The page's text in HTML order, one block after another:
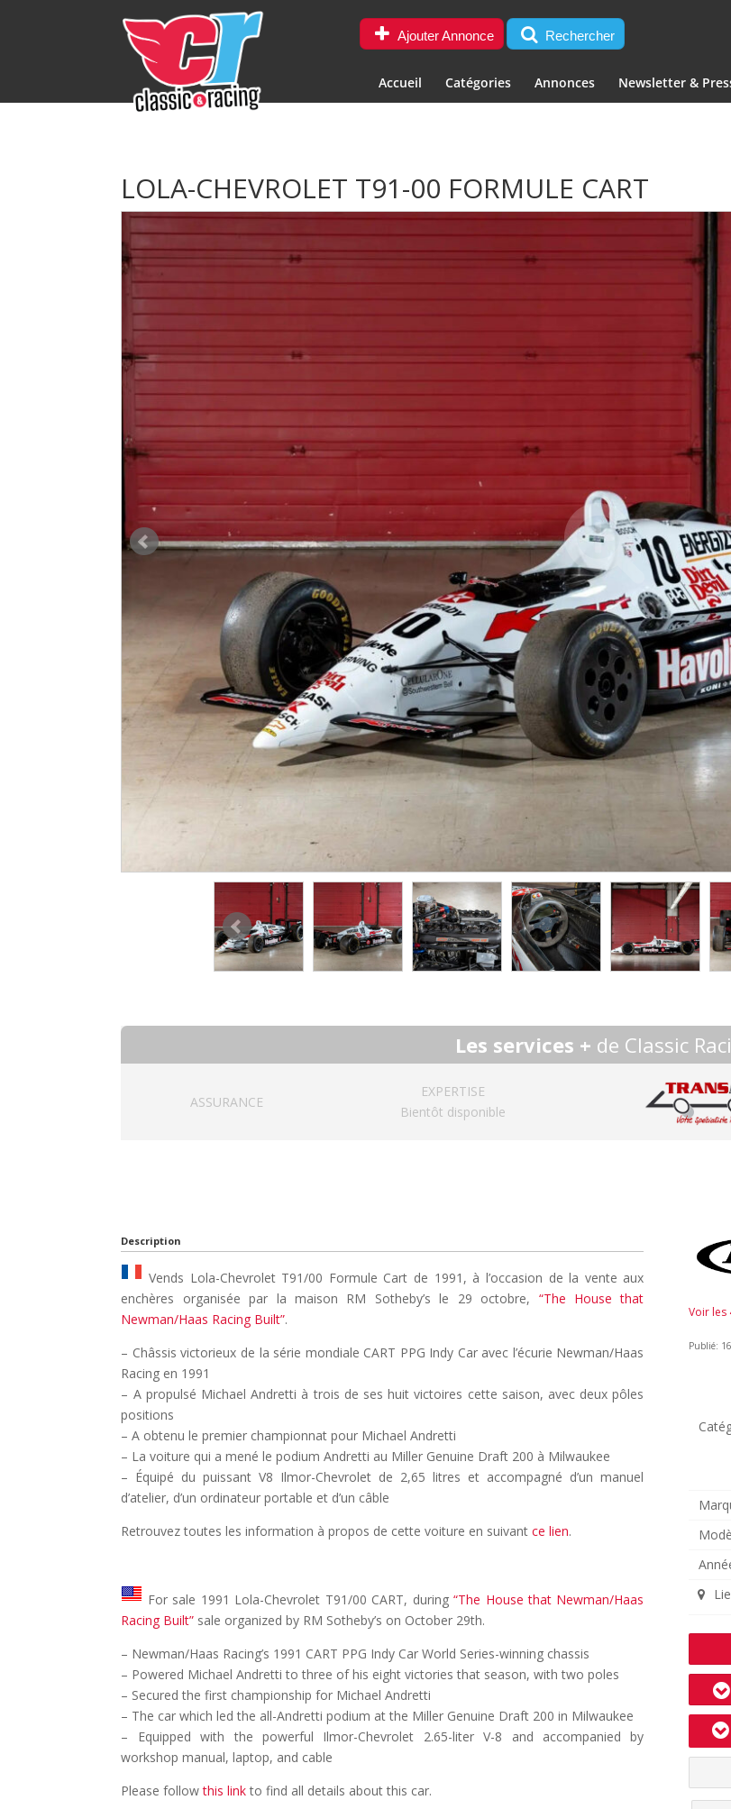
Ajouter Annonce Rechercher
Accueil Catégories Annonces Newsletter &
LOLA-CHEVROLET T91-00 FORMULE CART
Les services + de Classic
ASSURANCE
EXPERTISE
Bientôt disponible
Description
Vends Lola-Chevrolet T91/00 Formule Cart de 1991, à l’occasion de la vente aux
enchères organisée par la maison RM Sotheby’s le 29 octobre, “The House that
Newman/Haas Racing Built”.
– Châssis victorieux de la série mondiale CART PPG Indy Car avec l’écurie Newman/Haas
Racing en 1991
– A propulsé Michael Andretti à trois de ses huit victoires cette saison, avec deux pôles
positions
– A obtenu le premier championnat pour Michael Andretti
– La voiture qui a mené le podium Andretti au Miller Genuine Draft 200 à Milwaukee
– Équipé du puissant V8 Ilmor-Chevrolet de 2,65 litres et accompagné d’un manuel
d’atelier, d’un ordinateur portable et d’un câble
Retrouvez toutes les information à propos de cette voiture en suivantce lien.
For sale 1991 Lola-Chevrolet T91/00 CART, during“The House that Newman/Haas
Racing Built” sale organized by RM Sotheby’s on October 29th.
– Newman/Haas Racing’s 1991 CART PPG Indy Car World Series-winning chassis
– Powered Michael Andretti to three of his eight victories that season, with two poles
– Secured the first championship for Michael Andretti
– The car which led the all-Andretti podium at the Miller Genuine Draft 200 in Milwaukee
– Equipped with the powerful Ilmor-Chevrolet 2.65-liter V-8 and accompanied by
workshop manual, laptop, and cable
Please followthis linkto find all details about this car.
Voir les
Publié: